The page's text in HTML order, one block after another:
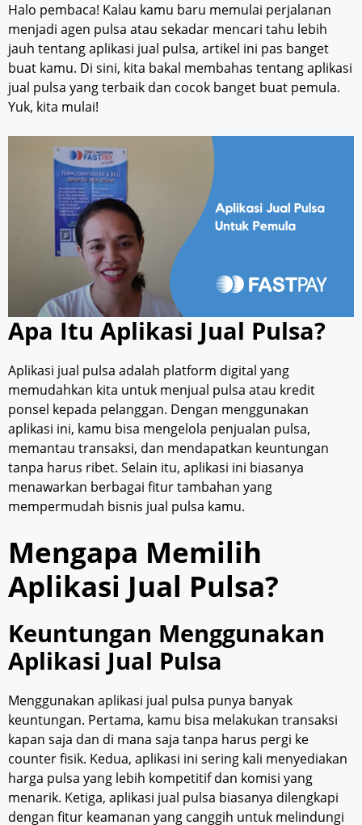
Halo pembaca! Kalau kamu baru memulai perjalanan
menjadi agen pulsa atau sekadar mencari tahu lebih
jauh tentang aplikasi jual pulsa, artikel ini pas banget
buat kamu. Di sini, kita bakal membahas tentang aplikasi
jual pulsa yang terbaik dan cocok banget buat pemula.
Yuk, kita mulai!
Apa Itu Aplikasi Jual Pulsa?
Aplikasi jual pulsa adalah platform digital yang
memudahkan kita untuk menjual pulsa atau kredit
ponsel kepada pelanggan. Dengan menggunakan
aplikasi ini, kamu bisa mengelola penjualan pulsa,
memantau transaksi, dan mendapatkan keuntungan
tanpa harus ribet. Selain itu, aplikasi ini biasanya
menawarkan berbagai fitur tambahan yang
mempermudah bisnis jual pulsa kamu.
Mengapa Memilih
Aplikasi Jual Pulsa?
Keuntungan Menggunakan
Aplikasi Jual Pulsa
Menggunakan aplikasi jual pulsa punya banyak
keuntungan. Pertama, kamu bisa melakukan transaksi
kapan saja dan di mana saja tanpa harus pergi ke
counter fisik. Kedua, aplikasi ini sering kali menyediakan
harga pulsa yang lebih kompetitif dan komisi yang
menarik. Ketiga, aplikasi jual pulsa biasanya dilengkapi
dengan fitur keamanan yang canggih untuk melindungi